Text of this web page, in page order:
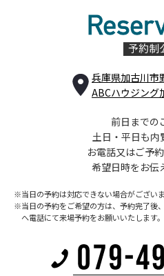
兵庫県加古川市
ABCハウジング
前日までの
土日・平日も内
お電話又はご予
希望日時をお伝
※当日の予約は対応できない場合がございま
※当日の予約をご希望の方は、予約完了後
へ電話にて来場予約をお願いいたします。